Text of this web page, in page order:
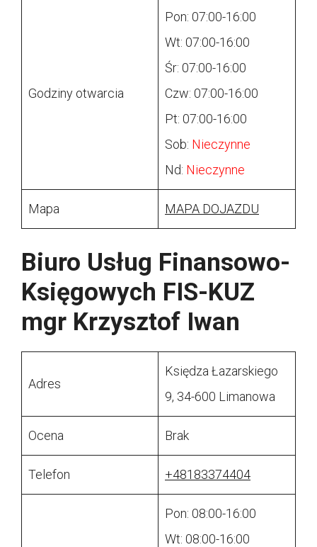
Godziny otwarcia
Pon: 07:00-16:00
Wt: 07:00-16:00
Śr: 07:00-16:00
Czw: 07:00-16:00
Pt: 07:00-16:00
Sob: Nieczynne
Nd: Nieczynne
Mapa MAPA DOJAZDU
Biuro Usług Finansowo-
Księgowych FIS-KUZ
mgr Krzysztof Iwan
Adres
Księdza Łazarskiego
9, 34-600 Limanowa
Ocena Brak
Telefon +48183374404
Pon: 08:00-16:00
Wt: 08:00-16:00